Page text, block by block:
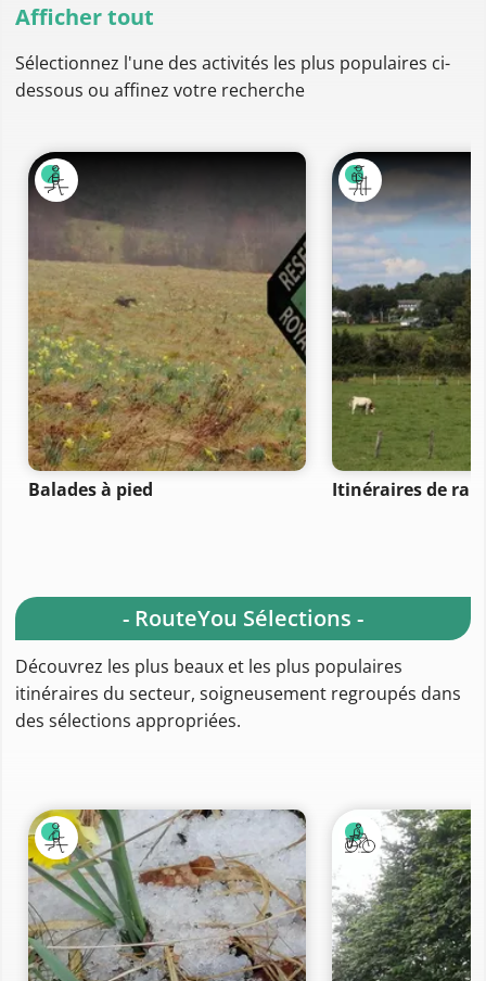
Afficher tout
Sélectionnez l'une des activités les plus populaires ci-
dessous ou affinez votre recherche
Balades à pied Itinéraires de
- RouteYou Sélections -
Découvrez les plus beaux et les plus populaires
itinéraires du secteur, soigneusement regroupés dans
des sélections appropriées.